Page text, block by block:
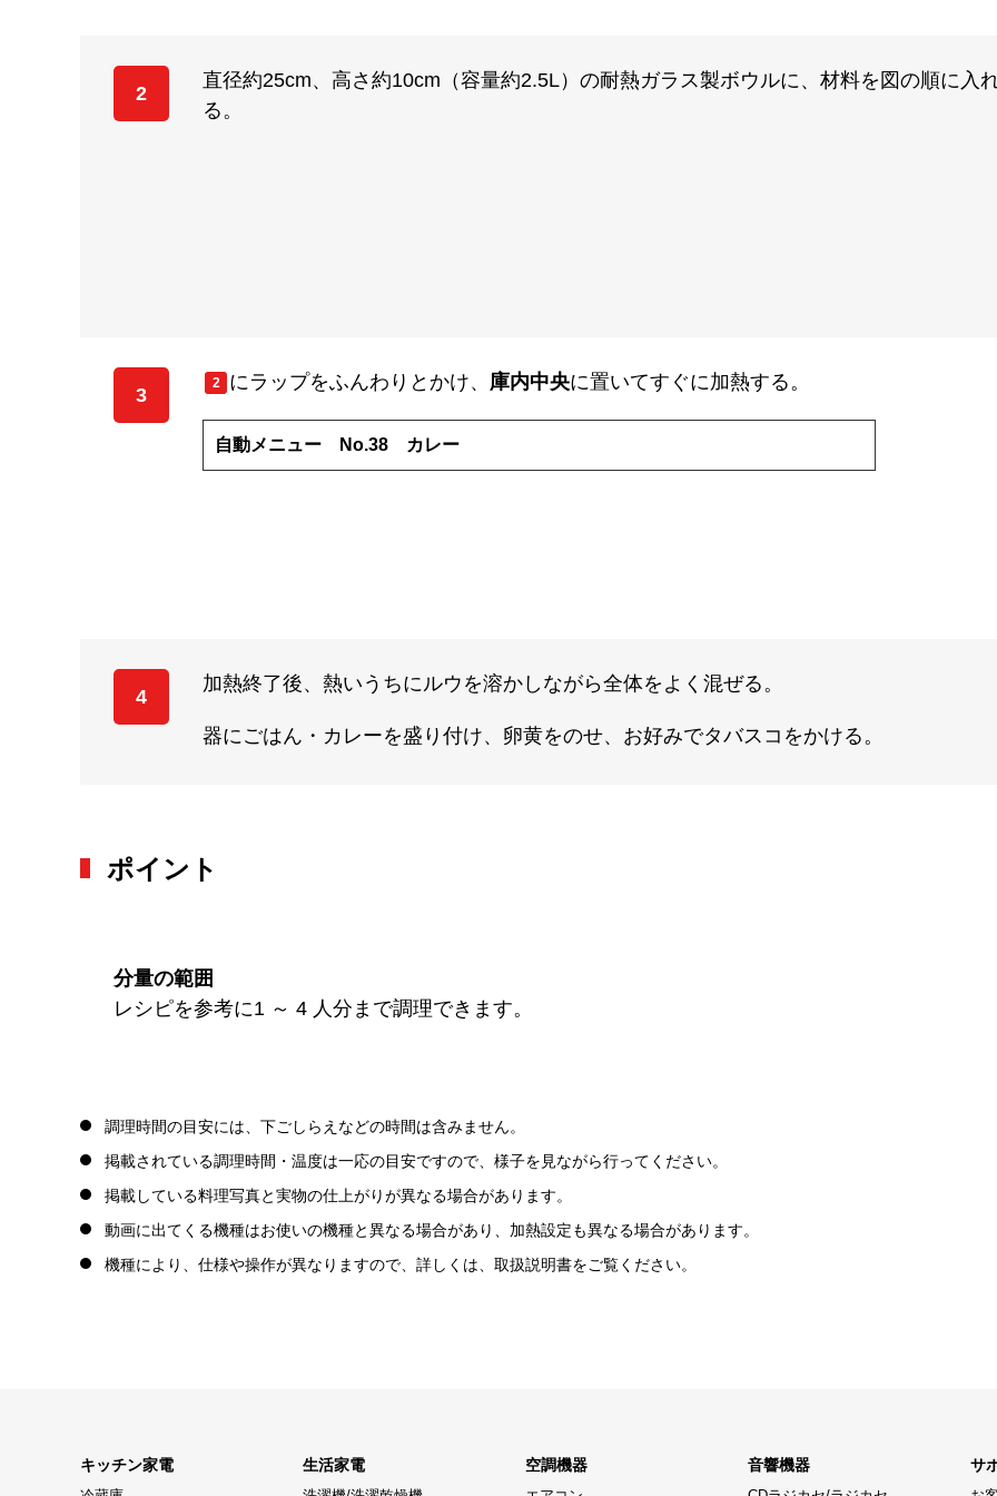
2
直径約25cm、高さ約10cm（容量約2.5L）の耐熱ガラス製ボウルに、材料を図の順に入
る。
3
2 にラップをふんわりとかけ、 庫内中央に置いてすぐに加熱する。
自動メニュー No.38 カレー
4
加熱終了後、熱いうちにルウを溶かしながら全体をよく混ぜる。
器にごはん・カレーを盛り付け、卵黄をのせ、お好みでタバスコをかける。
ポイント
分量の範囲
レシピを参考に1 ～ 4 人分まで調理できます。
調理時間の目安には、下ごしらえなどの時間は含みません。
掲載されている調理時間・温度は一応の目安ですので、様子を見ながら行ってください。
掲載している料理写真と実物の仕上がりが異なる場合があります。
動画に出てくる機種はお使いの機種と異なる場合があり、加熱設定も異なる場合があります。
機種により、仕様や操作が異なりますので、詳しくは、取扱説明書をご覧ください。
キッチン家電 生活家電 空調機器 音響機器 サ